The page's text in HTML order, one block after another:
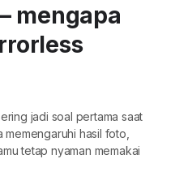
mengapa
jadi soal pertama saat
hasil foto,
tetap nyaman memakai